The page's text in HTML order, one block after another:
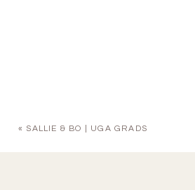
« SALLIE & BO | UGA GRADS